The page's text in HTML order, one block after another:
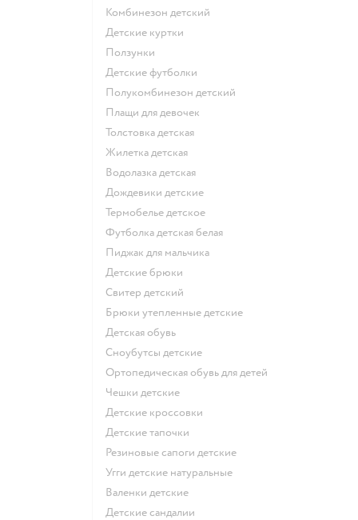
Комбинезон детский
Детские куртки
Ползунки
Детские футболки
Полукомбинезон детский
Плащи для девочек
Толстовка детская
Жилетка детская
Водолазка детская
Дождевики детские
Термобелье детское
Футболка детская белая
Пиджак для мальчика
Детские брюки
Свитер детский
Брюки утепленные детские
Детская обувь
Сноубутсы детские
Ортопедическая обувь для детей
Чешки детские
Детские кроссовки
Детские тапочки
Резиновые сапоги детские
Угги детские натуральные
Валенки детские
Детские сандалии